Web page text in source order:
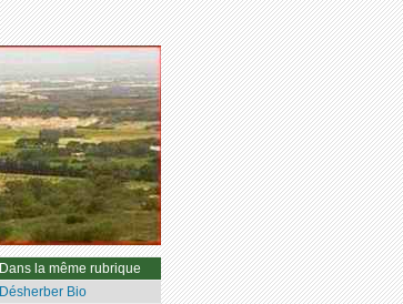
Dans la même rubrique
Désherber Bio